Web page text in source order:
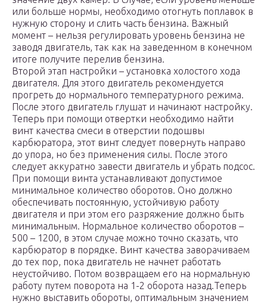
или больше нормы, необходимо отогнуть поплавок в
нужную сторону и слить часть бензина. Важный
момент – нельзя регулировать уровень бензина не
заводя двигатель, так как на заведенном в конечном
итоге получите перелив бензина.
Второй этап настройки – установка холостого хода
двигателя. Для этого двигатель рекомендуется
прогреть до нормального температурного режима.
После этого двигатель глушат и начинают настройку.
Теперь при помощи отвертки необходимо найти
винт качества смеси в отверстии подошвы
карбюратора, этот винт следует повернуть направо
до упора, но без применения силы. После этого
следует аккуратно завести двигатель и убрать подсос.
При помощи винта устанавливают допустимое
минимальное количество оборотов. Оно должно
обеспечивать постоянную, устойчивую работу
двигателя и при этом его разряжение должно быть
минимальным. Нормальное количество оборотов –
500 – 1200, в этом случае можно точно сказать, что
карбюратор в порядке. Винт качества заворачиваем
до тех пор, пока двигатель не начнет работать
неустойчиво. Потом возвращаем его на нормальную
работу путем поворота на 1-2 оборота назад.Теперь
нужно выставить обороты, оптимальным значением